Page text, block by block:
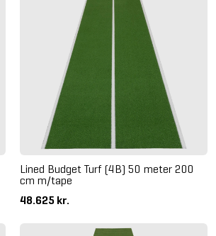
Lined Budget Turf (4B) 50 meter 200
cm m/tape
48.625 kr.